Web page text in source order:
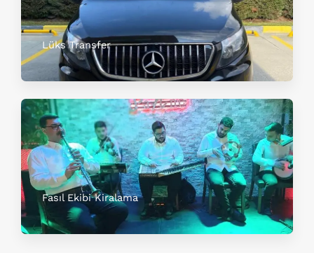
Lüks Transfer
Fasıl Ekibi Kiralama